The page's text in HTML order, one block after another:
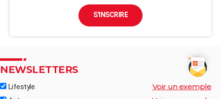
S'INSCRIRE
NEWSLETTERS
Lifestyle Voir un exemple